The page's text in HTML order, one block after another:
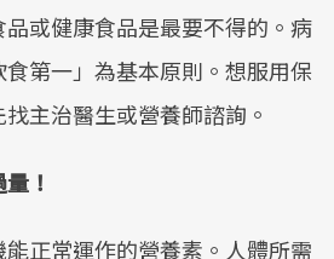
或健康食品是最要不得的。病
第一」為基本原則。想服用保
主治醫生或營養師諮詢。
！
正常運作的營養素。人體所需